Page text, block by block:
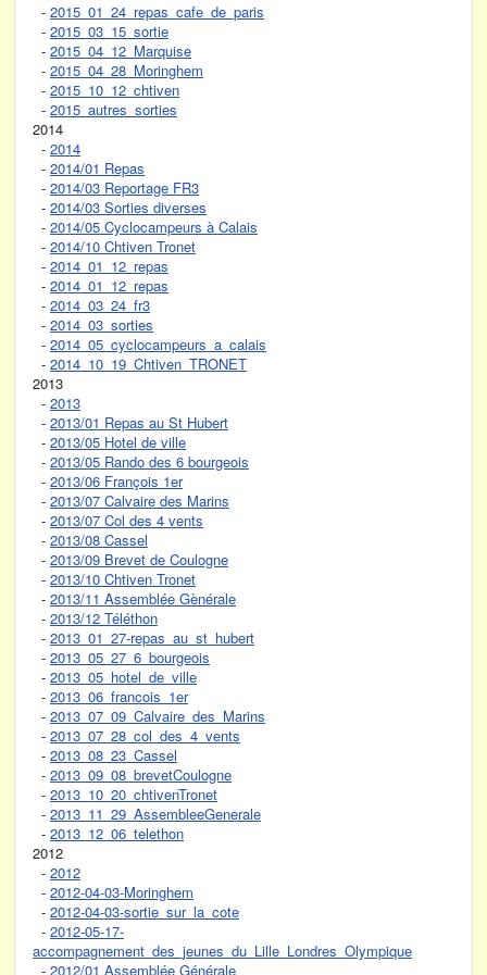
- 2015_01_24_repas_cafe_de_paris
- 2015_03_15_sortie
- 2015_04_12_Marquise
- 2015_04_28_Moringhem
- 2015_10_12_chtiven
- 2015_autres_sorties
2014
- 2014
- 2014/01 Repas
- 2014/03 Reportage FR3
- 2014/03 Sorties diverses
- 2014/05 Cyclocampeurs à Calais
- 2014/10 Chtiven Tronet
- 2014_01_12_repas
- 2014_01_12_repas
- 2014_03_24_fr3
- 2014_03_sorties
- 2014_05_cyclocampeurs_a_calais
- 2014_10_19_Chtiven_TRONET
2013
- 2013
- 2013/01 Repas au St Hubert
- 2013/05 Hotel de ville
- 2013/05 Rando des 6 bourgeois
- 2013/06 François 1er
- 2013/07 Calvaire des Marins
- 2013/07 Col des 4 vents
- 2013/08 Cassel
- 2013/09 Brevet de Coulogne
- 2013/10 Chtiven Tronet
- 2013/11 Assemblée Gènérale
- 2013/12 Téléthon
- 2013_01_27-repas_au_st_hubert
- 2013_05_27_6_bourgeois
- 2013_05_hotel_de_ville
- 2013_06_francois_1er
- 2013_07_09_Calvaire_des_Marins
- 2013_07_28_col_des_4_vents
- 2013_08_23_Cassel
- 2013_09_08_brevetCoulogne
- 2013_10_20_chtivenTronet
- 2013_11_29_AssembleeGenerale
- 2013_12_06_telethon
2012
- 2012
- 2012-04-03-Moringhem
- 2012-04-03-sortie_sur_la_cote
- 2012-05-17-
accompagnement_des_jeunes_du_Lille_Londres_Olympique
- 2012/01 Assemblée Générale